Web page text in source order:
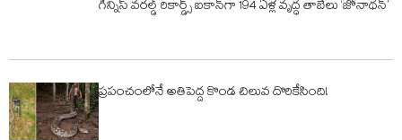
గిన్నిస్ వరల్డ్ రికార్డ్స్ ఐకాన్‌గా 194 ఏళ్ల వృద్ధ తాబేలు ‘జోనాథన్’
ప్రపంచంలోనే అతిపెద్ద కొండ చిలువ దొరికేసింది!